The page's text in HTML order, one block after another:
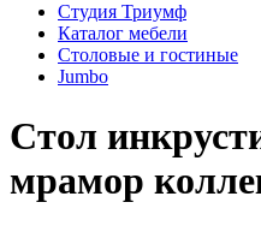
Студия Триумф
Каталог мебели
Столовые и гостиные
Jumbo
Стол
мрамор